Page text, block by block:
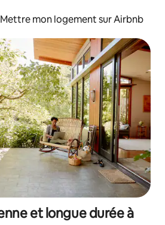
Mettre mon logement sur Airbnb
et longue durée à